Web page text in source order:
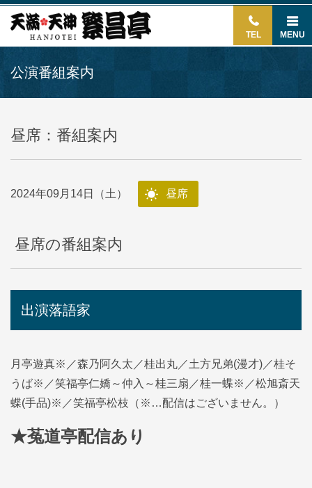
TEL MENU
公演番組案内
昼席：番組案内
2024年09月14日（土） 昼席
昼席の番組案内
出演落語家
月亭遊真※／森乃阿久太／桂出丸／土方兄弟(漫才)／桂そ
うば※／笑福亭仁嬌～仲入～桂三扇／桂一蝶※／松旭斎天
蝶(手品)※／笑福亭松枝（※…配信はございません。）
★菟道亭配信あり